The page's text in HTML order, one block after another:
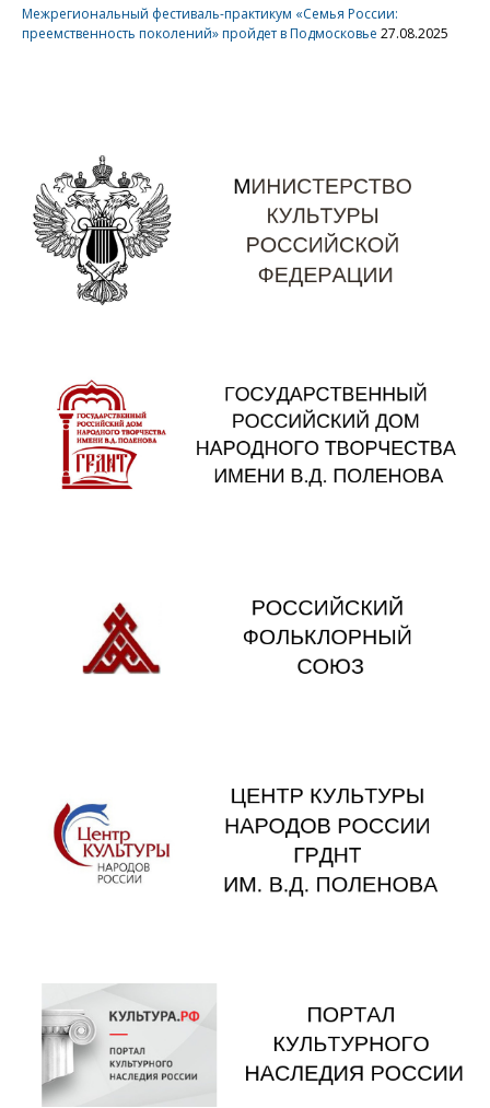
Межрегиональный фестиваль-практикум «Семья России:
преемственность поколений» пройдет в Подмосковье 27.08.2025